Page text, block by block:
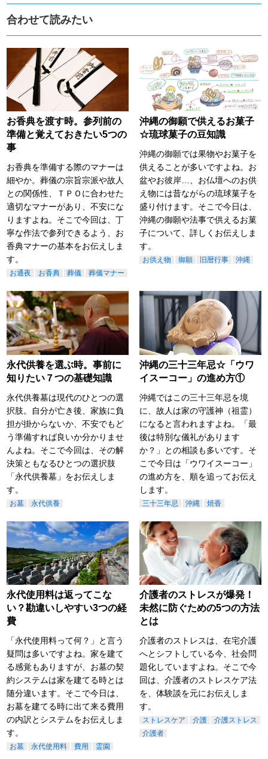
合わせて読みたい
お香典を渡す時。参列前の
準備と覚えておきたい5つの
事
お香典を準備する際のマナーは
細やか。葬儀の宗旨宗派や故人
との関係性、ＴＰＯに合わせた
適切なマナーがあり、不安にな
りますよね。そこで今回は、丁
寧な作法で参列できるよう、お
香典マナーの基本をお伝えしま
す。
お通夜 お香典 葬儀 葬儀マナー
沖縄の御願で供えるお菓子
☆琉球菓子の豆知識
沖縄の御願では果物やお菓子を
供えることが多いですよね。お
盆やお彼岸…、お仏壇へのお供
え物には昔ながらの琉球菓子を
盛り付けます。そこで今日は、
沖縄の御願や法事で供えるお菓
子について、詳しくお伝えしま
す。
お供え物 御願 旧暦行事 沖縄
永代供養を選ぶ時。事前に
知りたい７つの基礎知識
永代供養墓は現代のひとつの選
択肢。自分が亡き後、家族に負
担が掛からないか、不安でもど
う準備すれば良いか分かりませ
んよね。そこで今回は、その解
決策ともなるひとつの選択肢
「永代供養墓」をお伝えしま
す。
お墓 永代供養
沖縄の三十三年忌☆「ウワ
イスーコー」の進め方①
沖縄ではこの三十三年忌を境
に、故人は家の守護神（祖霊）
になると言われますよね。「最
後は特別な儀礼があります
か？」との相談も多いです。そ
こで今日は「ウワイスーコー」
の進め方を、順を追ってお伝え
します。
三十三年忌 沖縄 焼香
永代使用料は返ってこな
い？勘違いしやすい3つの経
費
「永代使用料って何？」と言う
疑問は多いですよね。家を建て
る感覚もありますが、お墓の契
約システムは家を建てる時とは
随分違います。そこで今日は、
お墓を建てる時に出て来る費用
の内訳とシステムをお伝えしま
す。
お墓 永代使用料 費用 霊園
介護者のストレスが爆発！
未然に防ぐための5つの方法
とは
介護者のストレスは、在宅介護
へとシフトしている今、社会問
題化していますよね。そこで今
回は、介護者のストレスケア法
を、体験談を元にお伝えしま
す。
ストレスケア 介護
介護ストレス
介護者